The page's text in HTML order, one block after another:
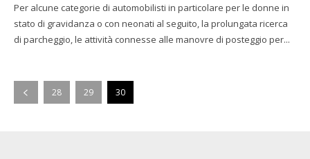
Per alcune categorie di automobilisti in particolare per le donne in
stato di gravidanza o con neonati al seguito, la prolungata ricerca
di parcheggio, le attività connesse alle manovre di posteggio per...
28 29 30